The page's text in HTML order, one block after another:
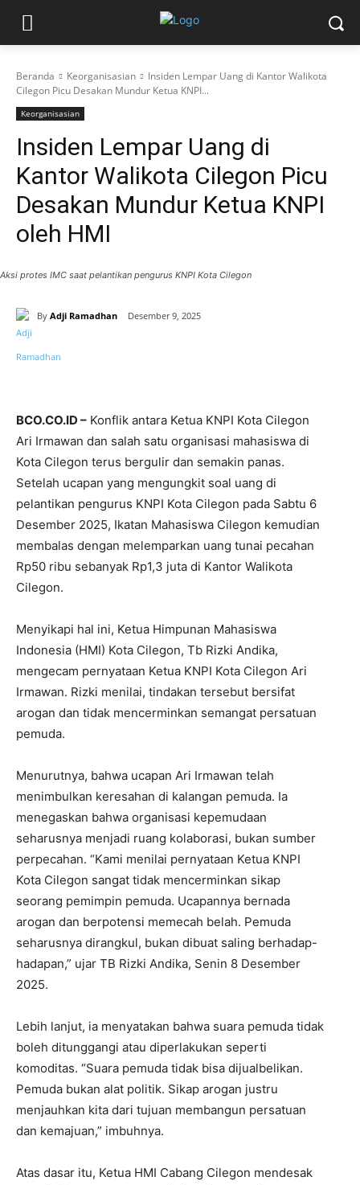
Beranda Keorganisasian
Insiden Lempar Uang di Kantor Walikota
Cilegon Picu Desakan Mundur Ketua KNPI...
Keorganisasian
Insiden Lempar Uang di
Kantor Walikota Cilegon Picu
Desakan Mundur Ketua KNPI
oleh HMI
Aksi protes IMC saat pelantikan pengurus KNPI Kota Cilegon
By Adji Ramadhan Desember 9, 2025
BCO.CO.ID – Konflik antara Ketua KNPI Kota Cilegon
Ari Irmawan dan salah satu organisasi mahasiswa di
Kota Cilegon terus bergulir dan semakin panas.
Setelah ucapan yang mengungkit soal uang di
pelantikan pengurus KNPI Kota Cilegon pada Sabtu 6
Desember 2025, Ikatan Mahasiswa Cilegon kemudian
membalas dengan melemparkan uang tunai pecahan
Rp50 ribu sebanyak Rp1,3 juta di Kantor Walikota
Cilegon.
Menyikapi hal ini, Ketua Himpunan Mahasiswa
Indonesia (HMI) Kota Cilegon, Tb Rizki Andika,
mengecam pernyataan Ketua KNPI Kota Cilegon Ari
Irmawan. Rizki menilai, tindakan tersebut bersifat
arogan dan tidak mencerminkan semangat persatuan
pemuda.
Menurutnya, bahwa ucapan Ari Irmawan telah
menimbulkan keresahan di kalangan pemuda. Ia
menegaskan bahwa organisasi kepemudaan
seharusnya menjadi ruang kolaborasi, bukan sumber
perpecahan. “Kami menilai pernyataan Ketua KNPI
Kota Cilegon sangat tidak mencerminkan sikap
seorang pemimpin pemuda. Ucapannya bernada
arogan dan berpotensi memecah belah. Pemuda
seharusnya dirangkul, bukan dibuat saling berhadap-
hadapan,” ujar TB Rizki Andika, Senin 8 Desember
2025.
Lebih lanjut, ia menyatakan bahwa suara pemuda tidak
boleh ditunggangi atau diperlakukan seperti
komoditas. “Suara pemuda tidak bisa dijualbelikan.
Pemuda bukan alat politik. Sikap arogan justru
menjauhkan kita dari tujuan membangun persatuan
dan kemajuan,” imbuhnya.
Atas dasar itu, Ketua HMI Cabang Cilegon mendesak